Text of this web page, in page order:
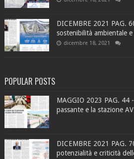
DICEMBRE 2021 PAG.
sostenibilità ambientale
dicembre 18, 2021
POPULAR POSTS
MAGGIO 2023 PAG. 44
passante e la stazione
DICEMBRE 2021 PAG.
potenzialità e criticità